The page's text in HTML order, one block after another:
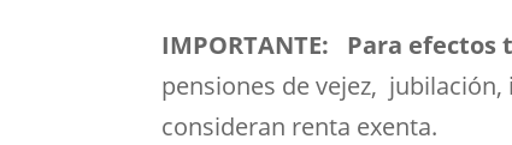
IMPORTANTE: Para
pensiones de vejez, jubilación,
consideran renta exenta.